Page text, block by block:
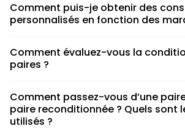
Comment puis-je obtenir des
personnalisés en fonction des
pour déterminer la taille appropriée, que
en dessous, au-dessus ou
Comment évaluez-vous la
paires ?
défauts spécifiques de chaque paire.
Comment passez-vous d’une
paire reconditionnée ? Quels sont
utilisés ?